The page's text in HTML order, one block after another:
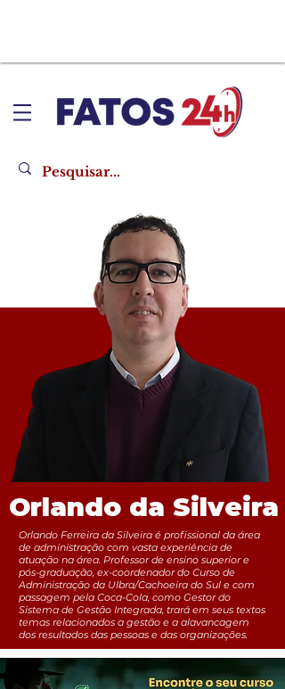
Orlando da Silveira
Orlando Ferreira da Silveira é profissional da área
de administração com vasta experiência de
atuação na área. Professor de ensino superior e
pós-graduação, ex-coordenador do Curso de
Administração da Ulbra/Cachoeira do Sul e com
passagem pela Coca-Cola, como Gestor do
Sistema de Gestão Integrada, trará em seus textos
temas relacionados a gestão e a alavancagem
dos resultados das pessoas e das organizações.